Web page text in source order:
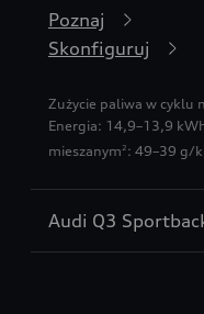
Poznaj
Skonfiguruj
Zużycie paliwa w cyklu
Energia: 14,9–13,9
mieszanym2 : 49–39 g/
Audi Q3